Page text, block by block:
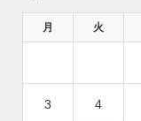
月 火
3 4